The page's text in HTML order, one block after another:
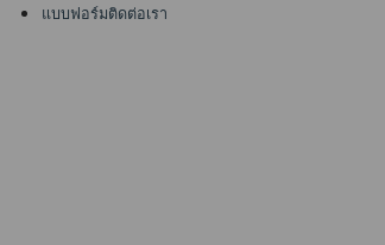
แบบฟอร์มติดต่อเรา